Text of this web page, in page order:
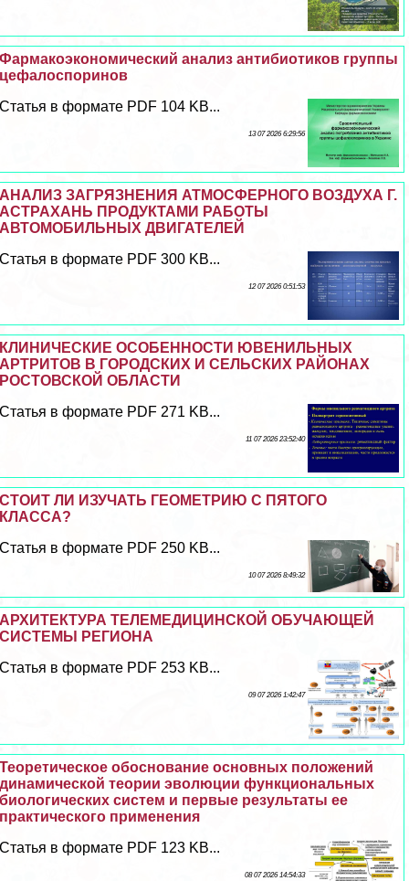
Фармакоэкономический анализ антибиотиков группы
цефалоспоринов
Статья в формате PDF 104 KB...
13 07 2026 6:29:56
АНАЛИЗ ЗАГРЯЗНЕНИЯ АТМОСФЕРНОГО ВОЗДУХА Г.
АСТРАХАНЬ ПРОДУКТАМИ РАБОТЫ
АВТОМОБИЛЬНЫХ ДВИГАТЕЛЕЙ
Статья в формате PDF 300 KB...
12 07 2026 0:51:53
КЛИНИЧЕСКИЕ ОСОБЕННОСТИ ЮВЕНИЛЬНЫХ
АРТРИТОВ В ГОРОДСКИХ И СЕЛЬСКИХ РАЙОНАХ
РОСТОВСКОЙ ОБЛАСТИ
Статья в формате PDF 271 KB...
11 07 2026 23:52:40
СТОИТ ЛИ ИЗУЧАТЬ ГЕОМЕТРИЮ С ПЯТОГО
КЛАССА?
Статья в формате PDF 250 KB...
10 07 2026 8:49:32
АРХИТЕКТУРА ТЕЛЕМЕДИЦИНСКОЙ ОБУЧАЮЩЕЙ
СИСТЕМЫ РЕГИОНА
Статья в формате PDF 253 KB...
09 07 2026 1:42:47
Теоретическое обоснование основных положений
динамической теории эволюции функциональных
биологических систем и первые результаты ее
пpaктического применения
Статья в формате PDF 123 KB...
08 07 2026 14:54:33